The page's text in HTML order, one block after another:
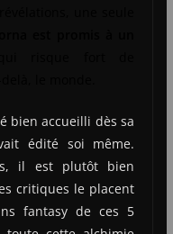
bien accueilli dès sa
édité soi même.
il est plutôt bien
critiques le placent
fantasy de ces 5